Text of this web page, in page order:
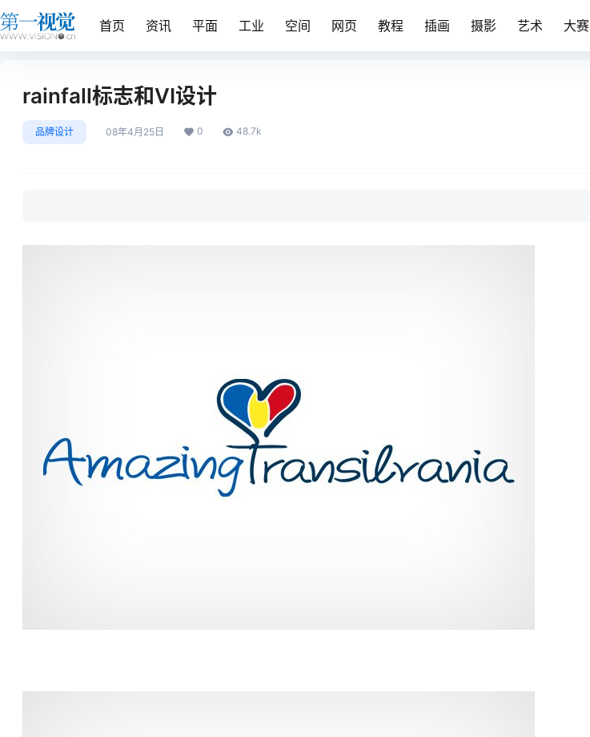
首页 资讯 平面 工业 空间 网页 教程 插画 摄影 艺术 大赛
rainfall标志和VI设计
品牌设计 08年4月25日 0 48.7k